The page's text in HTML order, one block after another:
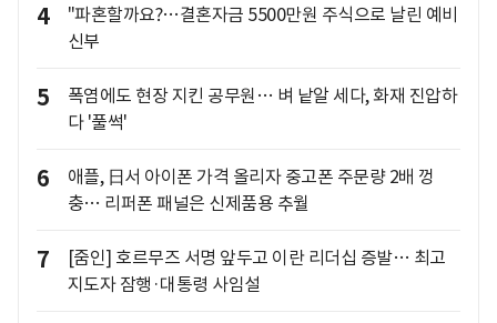
4
"파혼할까요?…결혼자금 5500만원 주식으로 날린 예비
신부
5
폭염에도 현장 지킨 공무원… 벼 낱알 세다, 화재 진압하
다 '풀썩'
6
애플, 日서 아이폰 가격 올리자 중고폰 주문량 2배 껑
충… 리퍼폰 패널은 신제품용 추월
7
[줌인] 호르무즈 서명 앞두고 이란 리더십 증발… 최고
지도자 잠행·대통령 사임설